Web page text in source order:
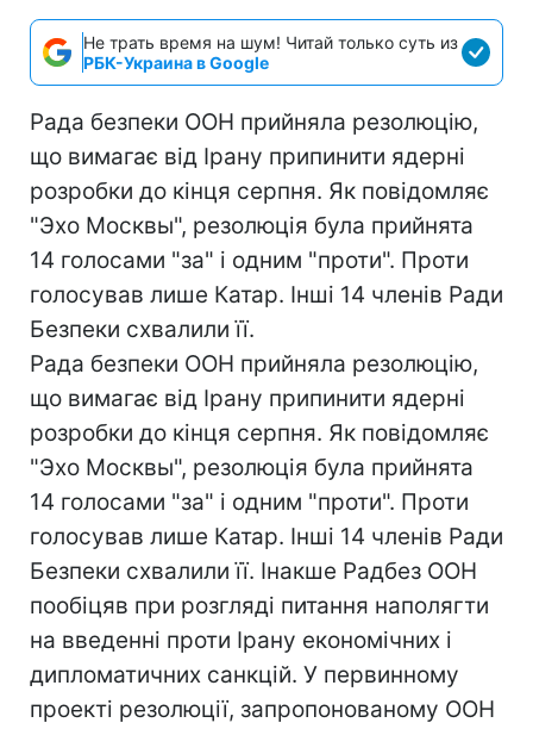
Не трать время на шум! Читай только суть из
РБК-Украина в Google
Рада безпеки ООН прийняла резолюцію,
що вимагає від Ірану припинити ядерні
розробки до кінця серпня. Як повідомляє
"Эхо Москвы", резолюція була прийнята
14 голосами "за" і одним "проти". Проти
голосував лише Катар. Інші 14 членів Ради
Безпеки схвалили її.
Рада безпеки ООН прийняла резолюцію,
що вимагає від Ірану припинити ядерні
розробки до кінця серпня. Як повідомляє
"Эхо Москвы", резолюція була прийнята
14 голосами "за" і одним "проти". Проти
голосував лише Катар. Інші 14 членів Ради
Безпеки схвалили її. Інакше Радбез ООН
пообіцяв при розгляді питання наполягти
на введенні проти Ірану економічних і
дипломатичних санкцій. У первинному
проекті резолюції, запропонованому ООН